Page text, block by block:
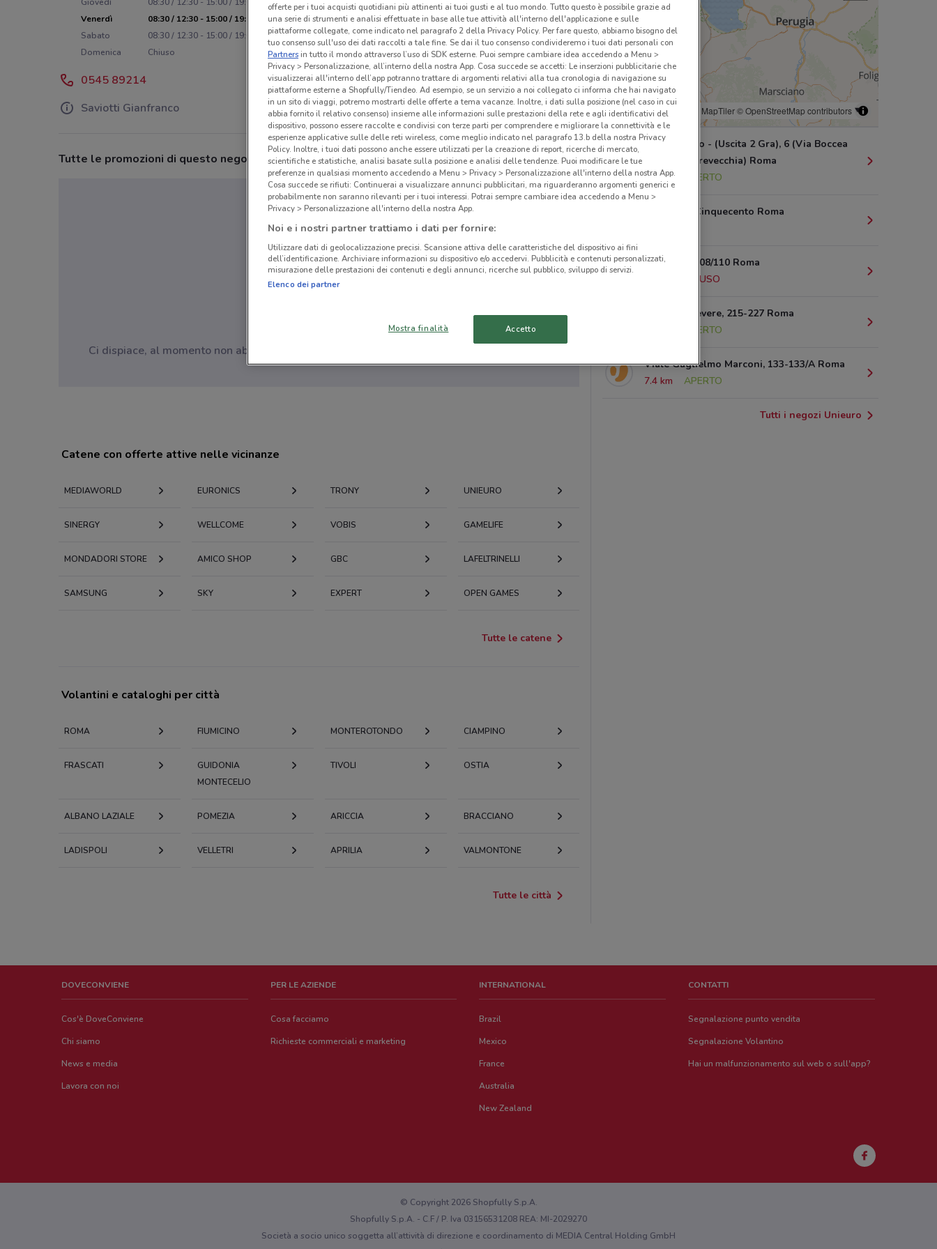
Venerdì
08:30 / 12:30 - 15:00 / 19:00
Sabato
08:30 / 12:30 - 15:00 / 19:00
Domenica
Chiuso
0545 89214
Saviotti Gianfranco
Tutte le promozioni di questo negozio
Ci dispiace, al momento non abbiamo pubblicato volantini nella tua zona. Riprova più tardi.
© MapTiler© OpenStreetMap contributors
Via Beverino - (Uscita 2 Gra), 6 (Via Boccea
Angolo Torrevecchia) Roma
5.2 km
APERTO
Piazza dei Cinquecento Roma
Via Tigrè, 108/110 Roma
CHIUSO
Viale Trastevere, 215-227 Roma
APERTO
Viale Guglielmo Marconi, 133-133/A Roma
7.4 km
APERTO
Tutti i negozi Unieuro
Catene con offerte attive nelle vicinanze
MEDIAWORLD EURONICS TRONY UNIEURO
SINERGY WELLCOME VOBIS GAMELIFE
MONDADORI STORE AMICO SHOP GBC LAFELTRINELLI
SAMSUNG SKY EXPERT OPEN GAMES
Tutte le catene
Volantini e cataloghi per città
ROMA FIUMICINO MONTEROTONDO CIAMPINO
FRASCATI
GUIDONIA
MONTECELIO
TIVOLI OSTIA
ALBANO LAZIALE POMEZIA ARICCIA BRACCIANO
LADISPOLI VELLETRI APRILIA VALMONTONE
Tutte le città
DOVECONVIENE
Cos'è DoveConviene
Chi siamo
News e media
Lavora con noi
PER LE AZIENDE
Cosa facciamo
Richieste commerciali e marketing
INTERNATIONAL
Brazil
Mexico
France
Australia
New Zealand
CONTATTI
Segnalazione punto vendita
Segnalazione Volantino
Hai un malfunzionamento sul web o sull'app?
© Copyright 2026 Shopfully S.p.A.
Shopfully S.p.A. - C.F / P. Iva 03156531208 REA: MI-2029270
Società a socio unico soggetta all’attività di direzione e coordinamento di MEDIA Central Holding GmbH
offerte per i tuoi acquisti quotidiani più attinenti ai tuoi gusti e al tuo mondo. Tutto questo è possibile grazie ad
una serie di strumenti e analisi effettuate in base alle tue attività all'interno dell'applicazione e sulle
piattaforme collegate, come indicato nel paragrafo 2 della Privacy Policy. Per fare questo, abbiamo bisogno del
tuo consenso sull'uso dei dati raccolti a tale fine. Se dai il tuo consenso condivideremo i tuoi dati personali con
Partnersin tutto il mondo attraverso l’uso di SDK esterne. Puoi sempre cambiare idea accedendo a Menu >
Privacy > Personalizzazione, all’interno della nostra App. Cosa succede se accetti: Le inserzioni pubblicitarie che
visualizzerai all'interno dell’app potranno trattare di argomenti relativi alla tua cronologia di navigazione su
piattaforme esterne a Shopfully/Tiendeo. Ad esempio, se un servizio a noi collegato ci informa che hai navigato
in un sito di viaggi, potremo mostrarti delle offerte a tema vacanze. Inoltre, i dati sulla posizione (nel caso in cui
abbia fornito il relativo consenso) insieme alle informazioni sulle prestazioni della rete e agli identificativi del
dispositivo, possono essere raccolte e condivisi con terze parti per comprendere e migliorare la connettività e le
esperienze applicative sulle delle reti wireless, come meglio indicato nel paragrafo 13.b della nostra Privacy
Policy. Inoltre, i tuoi dati possono anche essere utilizzati per la creazione di report, ricerche di mercato,
scientifiche e statistiche, analisi basate sulla posizione e analisi delle tendenze. Puoi modificare le tue
preferenze in qualsiasi momento accedendo a Menu > Privacy > Personalizzazione all'interno della nostra App.
Cosa succede se rifiuti: Continuerai a visualizzare annunci pubblicitari, ma riguarderanno argomenti generici e
probabilmente non saranno rilevanti per i tuoi interessi. Potrai sempre cambiare idea accedendo a Menu >
Privacy > Personalizzazione all'interno della nostra App.
Noi e i nostri partner trattiamo i dati per fornire:
Utilizzare dati di geolocalizzazione precisi. Scansione attiva delle caratteristiche del dispositivo ai fini
dell’identificazione. Archiviare informazioni su dispositivo e/o accedervi. Pubblicità e contenuti personalizzati,
misurazione delle prestazioni dei contenuti e degli annunci, ricerche sul pubblico, sviluppo di servizi.
Elenco dei partner
Mostra finalità Accetto